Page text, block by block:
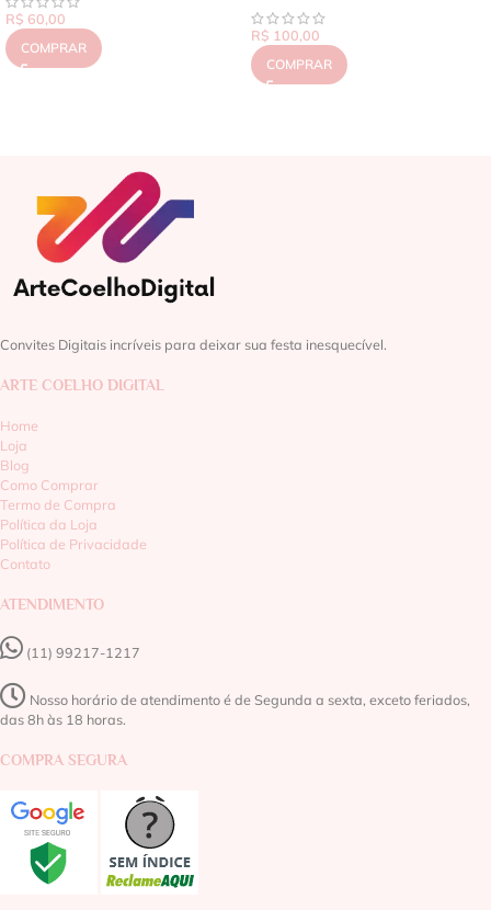
R$ 60,00
COMPRAR
R$ 100,00
COMPRAR
Convites Digitais incríveis para deixar sua festa inesquecível.
ARTE COELHO DIGITAL
Home
Loja
Blog
Como Comprar
Termo de Compra
Política da Loja
Política de Privacidade
Contato
ATENDIMENTO
(11) 99217-1217‬
Nosso horário de atendimento é de Segunda a sexta, exceto feriados,
das 8h às 18 horas.
COMPRA SEGURA